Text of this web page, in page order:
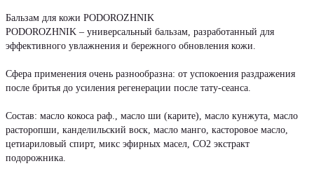
Бальзам для кожи PODOROZHNIK
PODOROZHNIK – универсальный бальзам, разработанный для
эффективного увлажнения и бережного обновления кожи.
Сфера применения очень разнообразна: от успокоения раздражения
после бритья до усиления регенерации после тату-сеанса.
Состав: масло кокоса раф., масло ши (карите), масло кунжута, масло
расторопши, канделильский воск, масло манго, касторовое масло,
цетиариловый спирт, микс эфирных масел, СО2 экстракт
подорожника.